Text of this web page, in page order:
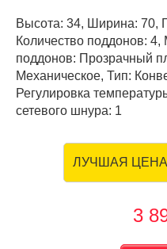
Высота: 34, Ширина: 70,
Количество поддонов:
поддонов: Прозрачный
Механическое, Тип:
Регулировка
сетевого шнура: 1
ЛУЧШАЯ ЦЕНА
3